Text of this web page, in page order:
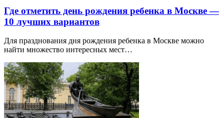
Где отметить день рождения ребенка в Москве —
10 лучших вариантов
Для празднования дня рождения ребенка в Москве можно
найти множество интересных мест…